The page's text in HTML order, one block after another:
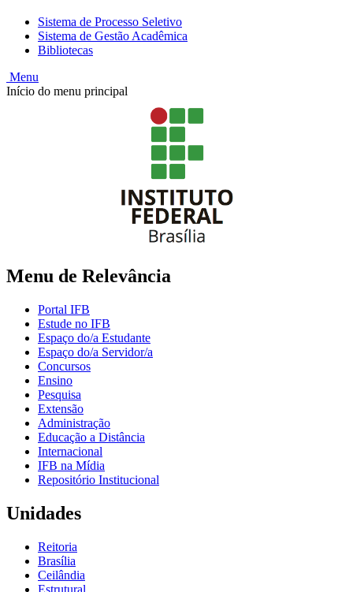
Sistema de Processo Seletivo
Sistema de Gestão Acadêmica
Bibliotecas
Menu
Início do menu principal
Menu de Relevância
Portal IFB
Estude no IFB
Espaço do/a Estudante
Espaço do/a Servidor/a
Concursos
Ensino
Pesquisa
Extensão
Administração
Educação a Distância
Internacional
IFB na Mídia
Repositório Institucional
Unidades
Reitoria
Brasília
Ceilândia
Estrutural